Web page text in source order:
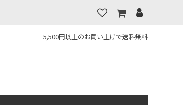
5,500円以上のお買い上げで送料無料